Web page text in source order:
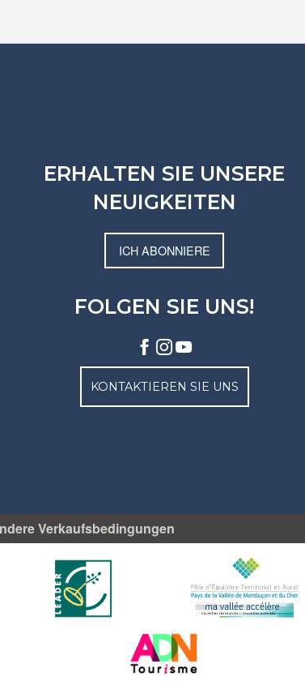
ERHALTEN SIE UNSERE
NEUIGKEITEN
ICH ABONNIERE
FOLGEN SIE UNS!
KONTAKTIEREN SIE UNS
Verkaufsbedingungen